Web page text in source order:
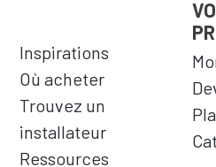
Inspirations
Où acheter
Trouvez un
installateur
Ressources